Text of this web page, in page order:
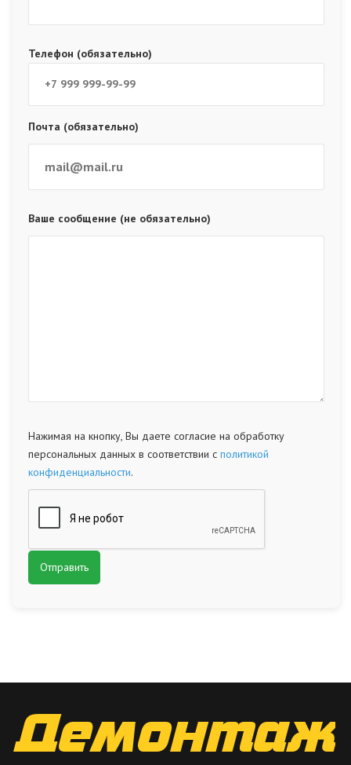
Телефон (обязательно)
Почта (обязательно)
Ваше сообщение (не обязательно)
Нажимая на кнопку, Вы даете согласие на обработку
персональных данных в соответствии с политикой
конфиденциальности.